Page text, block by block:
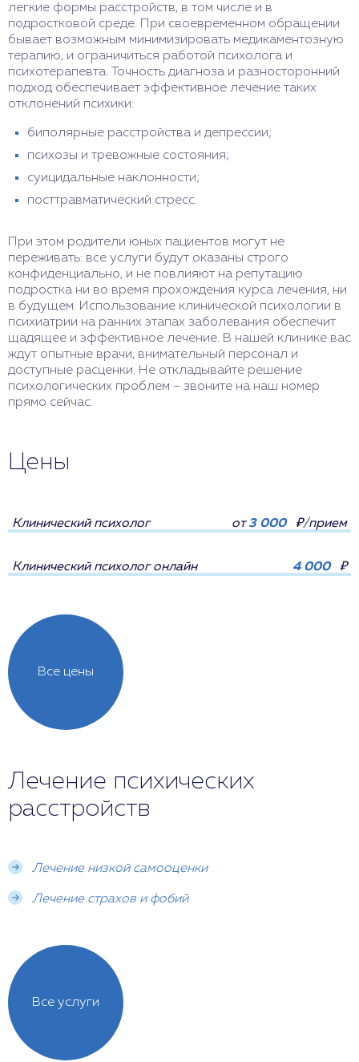
легкие формы расстройств, в том числе и в
подростковой среде. При своевременном обращении
бывает возможным минимизировать медикаментозную
терапию, и ограничиться работой психолога и
психотерапевта. Точность диагноза и разносторонний
подход обеспечивает эффективное лечение таких
отклонений психики:
биполярные расстройства и депрессии;
психозы и тревожные состояния;
суицидальные наклонности;
посттравматический стресс.
При этом родители юных пациентов могут не
переживать: все услуги будут оказаны строго
конфиденциально, и не повлияют на репутацию
подростка ни во время прохождения курса лечения, ни
в будущем. Использование клинической психологии в
психиатрии на ранних этапах заболевания обеспечит
щадящее и эффективное лечение. В нашей клинике вас
ждут опытные врачи, внимательный персонал и
доступные расценки. Не откладывайте решение
психологических проблем – звоните на наш номер
прямо сейчас.
Цены
Все цены
Клинический психолог от3 000 ₽/прием
Клинический психолог онлайн 4 000 ₽
Лечение психических
расстройств
Лечение низкой самооценки
Лечение страхов и фобий
Все услуги